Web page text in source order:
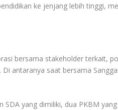
ke jenjang lebih tinggi,
bersama stakeholder terkait,
antaranya saat bersama
SDA yang dimiliki, dua PKBM